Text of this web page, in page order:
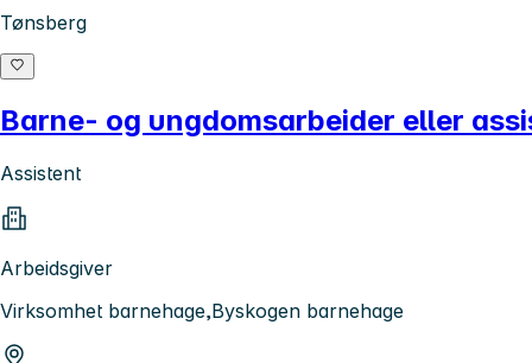
Tønsberg
Barne- og ungdomsarbeider eller
Assistent
Arbeidsgiver
Virksomhet barnehage,Byskogen barnehage